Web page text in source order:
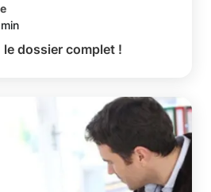
le dossier complet !